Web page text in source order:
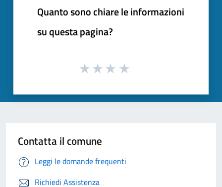
Quanto sono chiare le informazioni
su questa pagina?
Contatta il comune
Leggi le domande frequenti
Richiedi Assistenza